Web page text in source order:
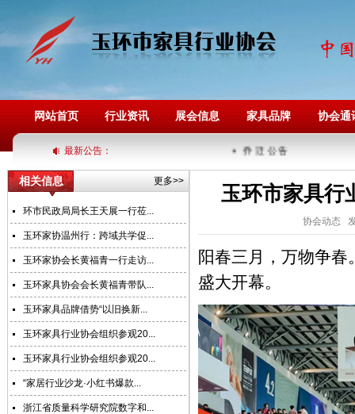
网站首页 行业资讯 展会信息 家具品牌 协会通
最新公告： 乔 迁 公 告
相关信息 更多>>
环市民政局局长王天展一行莅...
玉环家协温州行：跨域共学促...
玉环家协会长黄福青一行走访...
玉环家具协会会长黄福青带队...
玉环家具品牌借势“以旧换新...
玉环家具行业协会组织参观20...
玉环家具行业协会组织参观20...
“家居行业沙龙·小红书爆款...
浙江省质量科学研究院数字和...
玉环市家具行
协会动态
阳春三月，万物争
盛大开幕。